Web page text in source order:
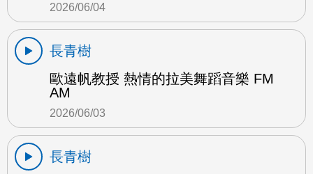
2026/06/04
長青樹
歐遠帆教授 熱情的拉美舞蹈音樂 FM
AM
2026/06/03
長青樹